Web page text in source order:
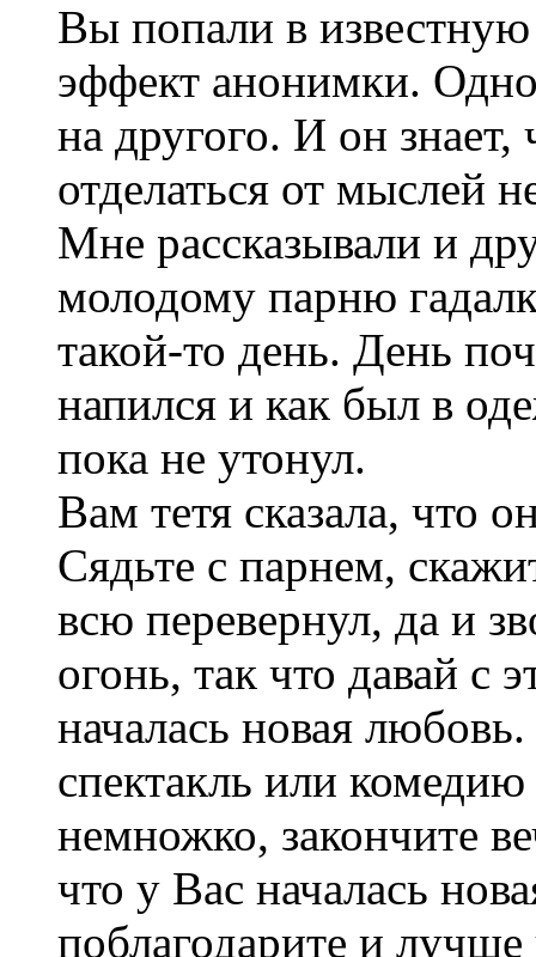
Вы попали в
эффект анонимки.
на другого. И он
отделаться от мыслей
Мне рассказывали и
молодому парню
такой-то день. День
напился и как был в
пока не утонул.
Вам тетя сказала, что
Сядьте с парнем,
всю перевернул, да и
огонь, так что давай с
началась новая
спектакль или
немножко, закончите
что у Вас началась
поблагодарите и